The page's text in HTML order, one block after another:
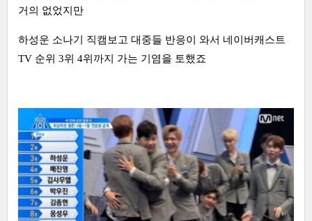
거의 없었지만
하성운 소나기 직캠보고 대중들 반응이 와서 네이버캐스트
TV 순위 3위 4위까지 가는 기염을 토했죠